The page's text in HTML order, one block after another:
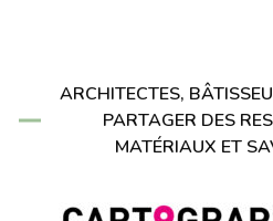
ARCHITECTES,
PARTAGER DES
MATÉRIAUX ET